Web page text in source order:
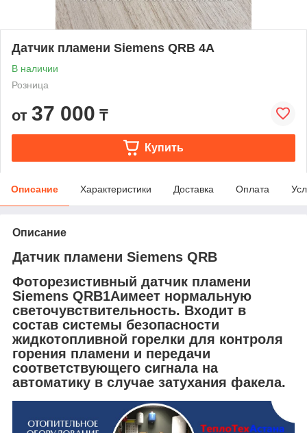
Датчик пламени Siemens QRB 4A
В наличии
Розница
от 37 000 ₸
Купить
Описание Характеристики Доставка Оплата
Описание
Датчик пламени Siemens QRB
Фоторезистивный датчик пламени
Siemens QRB1Aимеет нормальную
светочувствительность. Входит в
состав системы безопасности
жидкотопливной горелки для контроля
горения пламени и передачи
соответствующего сигнала на
автоматику в случае затухания факела.